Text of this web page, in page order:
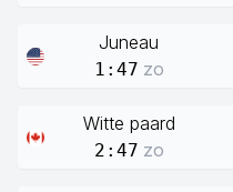
Juneau
1:47 zo
Witte paard
2:47 zo